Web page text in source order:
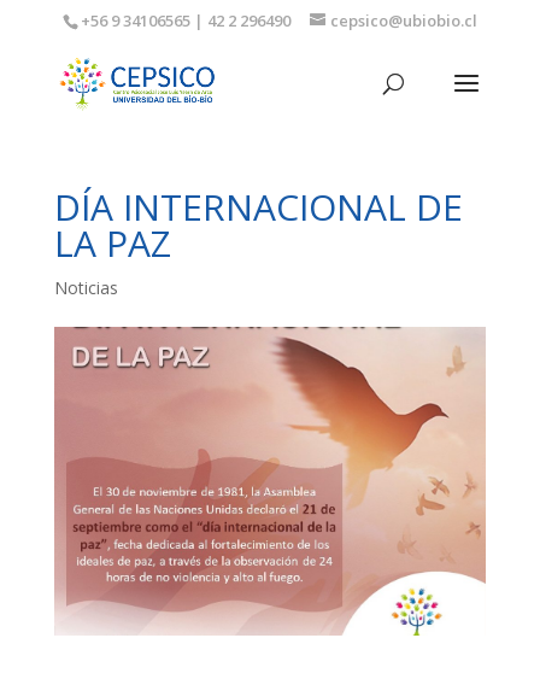
+56 9 34106565 | 42 2 296490 cepsico@ubiobio.cl
DÍA INTERNACIONAL DE
LA PAZ
Noticias